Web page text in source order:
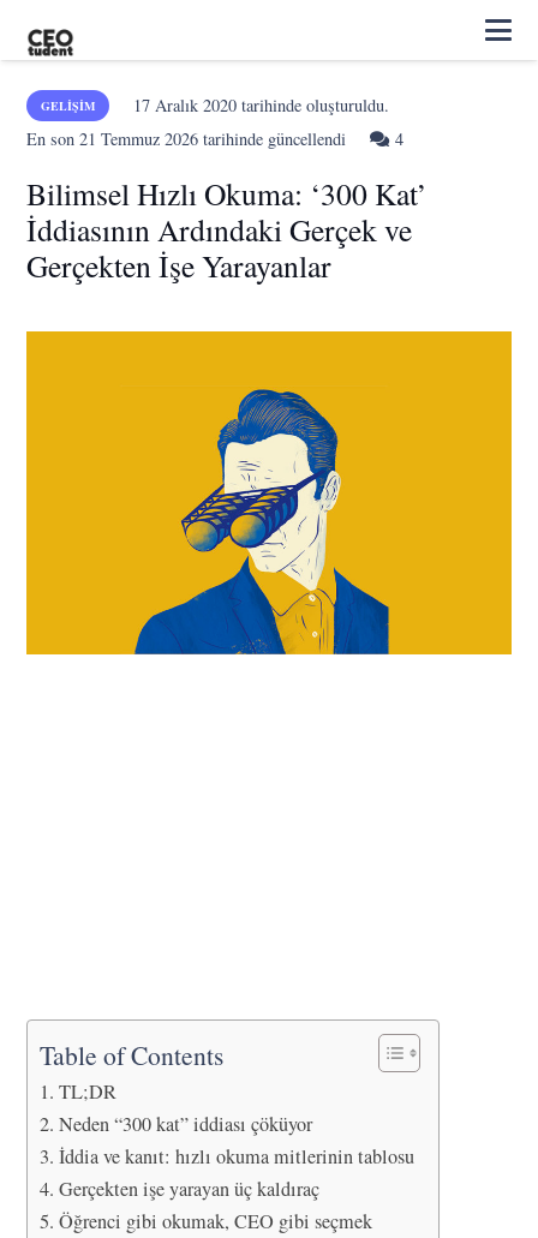
GELIŞIM 17 Aralık 2020tarihinde oluşturuldu.
En son21 Temmuz 2026 tarihinde güncellendi 4Yorum
Bilimsel Hızlı Okuma: ‘300 Kat’
İddiasının Ardındaki Gerçek ve
Gerçekten İşe Yarayanlar
Table of Contents
TL;DR
Neden “300 kat” iddiası çöküyor
İddia ve kanıt: hızlı okuma mitlerinin tablosu
Gerçekten işe yarayan üç kaldıraç
Öğrenci gibi okumak, CEO gibi seçmek